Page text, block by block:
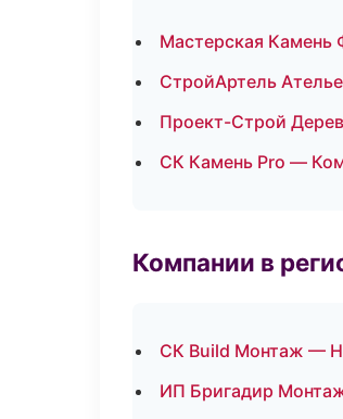
Мастерская
СтройАртель
Проект-Строй
СК Камень Pro —
Компании в
СК Build Монтаж —
ИП Бригадир